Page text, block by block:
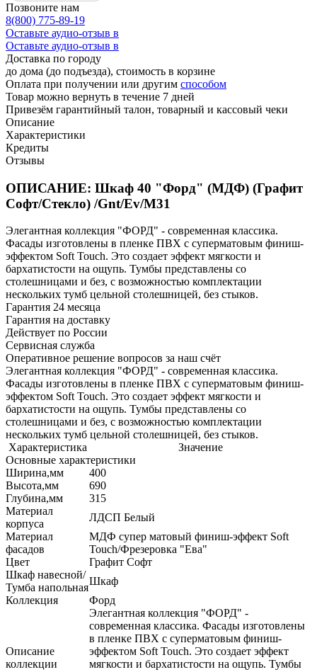
Позвоните нам
8(800) 775-89-19
Оставьте аудио-отзыв в
Оставьте аудио-отзыв в
Доставка по городу
до дома (до подъезда), стоимость в корзине
Оплата при получении или другим способом
Товар можно вернуть в течение 7 дней
Привезём гарантийный талон, товарный и кассовый чеки
Описание
Характеристики
Кредиты
Отзывы
ОПИСАНИЕ: Шкаф 40 "Форд" (МДФ) (Графит
Софт/Стекло) /Gnt/Ev/М31
Элегантная коллекция "ФОРД" - современная классика.
Фасады изготовлены в пленке ПВХ с суперматовым финиш-
эффектом Soft Touch. Это создает эффект мягкости и
бархатистости на ощупь. Тумбы представлены со
столешницами и без, с возможностью комплектации
нескольких тумб цельной столешницей, без стыков.
Гарантия 24 месяца
Гарантия на доставку
Действует по России
Сервисная служба
Оперативное решение вопросов за наш счёт
Элегантная коллекция "ФОРД" - современная классика.
Фасады изготовлены в пленке ПВХ с суперматовым финиш-
эффектом Soft Touch. Это создает эффект мягкости и
бархатистости на ощупь. Тумбы представлены со
столешницами и без, с возможностью комплектации
нескольких тумб цельной столешницей, без стыков.
Характеристика
Значение
Основные характеристики
Ширина,мм
400
Высота,мм
690
Глубина,мм
315
Материал
корпуса
ЛДСП Белый
Материал
фасадов
МДФ супер матовый финиш-эффект Soft
Touch/Фрезеровка "Ева"
Цвет
Графит Софт
Шкаф навесной/
Тумба напольная
Шкаф
Коллекция
Форд
Описание
коллекции
Элегантная коллекция "ФОРД" -
современная классика. Фасады изготовлены
в пленке ПВХ с суперматовым финиш-
эффектом Soft Touch. Это создает эффект
мягкости и бархатистости на ощупь. Тумбы